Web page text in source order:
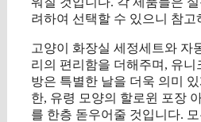
려하여 선택할 수 있으니 참고
고양이 화장실 세정세트와 자
리의 편리함을 더해주며, 유
방은 특별한 날을 더욱 의미
한, 유령 모양의 할로윈 포장
를 한층 돋우어줄 것입니다.